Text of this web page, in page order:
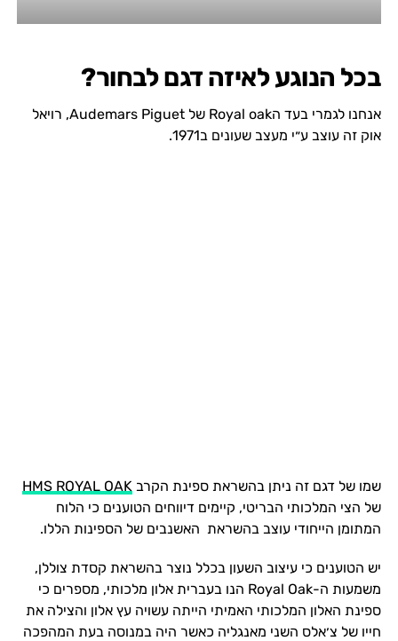
בכל הנוגע לאיזה דגם לבחור?
אנחנו לגמרי בעד הRoyal oak של Audemars Piguet, רויאל
אוק זה עוצב ע״י מעצב שעונים ב1971.
שמו של דגם זה ניתן בהשראת ספינת הקרב HMS ROYAL OAK
של הצי המלכותי הבריטי, קיימים דיווחים הטוענים כי הלוח
המתומן הייחודי עוצב בהשראת האשנבים של הספינות הללו.
יש הטוענים כי עיצוב השעון בכלל נוצר בהשראת קסדת צוללן,
משמעות ה-Royal Oak הנו בעברית אלון מלכותי, מספרים כי
ספינת האלון המלכותי האמיתי הייתה עשויה עץ אלון והצילה את
חייו של צ׳אלס השני מאנגליה כאשר היה במנוסה בעת המהפכה